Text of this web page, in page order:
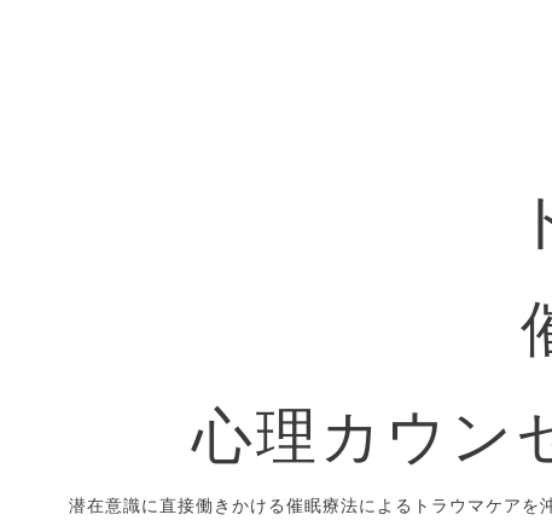
心理カウン
潜在意識に直接働きかける催眠療法によるトラウマケアを